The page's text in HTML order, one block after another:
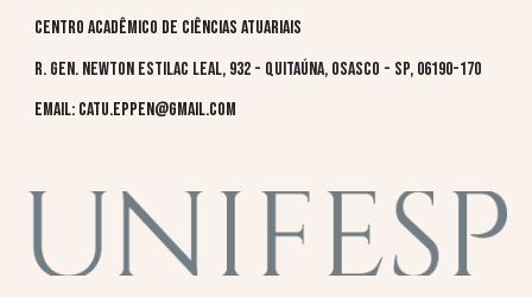
Centro Acadêmico de Ciências Atuariais
R. Gen. Newton Estilac Leal, 932 - Quitaúna, Osasco - SP, 06190-170
Email: catu.eppen@gmail.com